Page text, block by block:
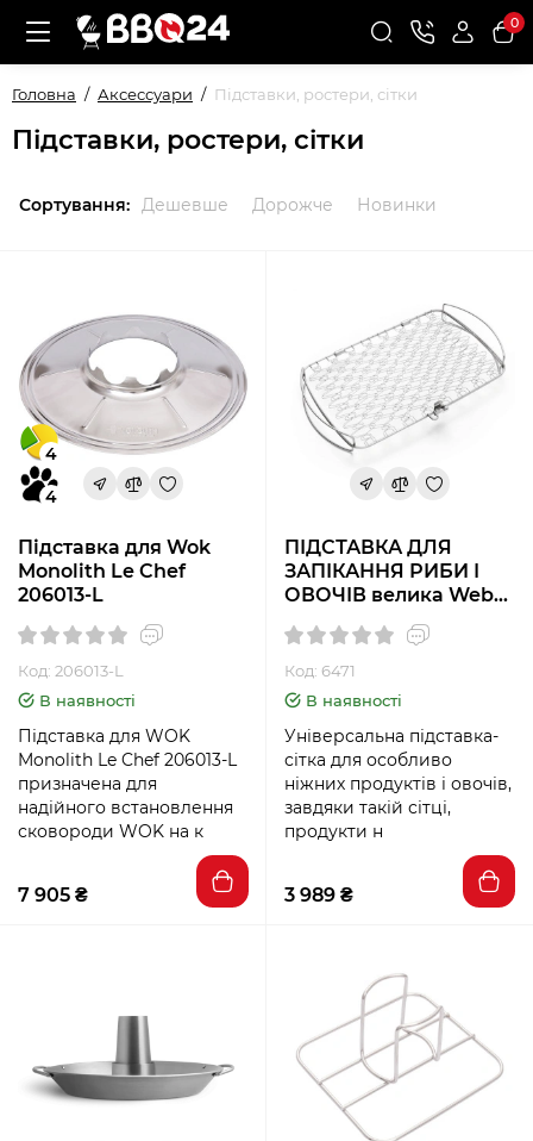
0
Головна Аксессуари Підставки, ростери, сітки
Підставки, ростери, сітки
Сортування: Дешевше Дорожче Новинки
4
4
Підставка для Wok
Monolith Le Chef
206013-L
Код: 206013-L
В наявності
Підставка для WOK
Monolith Le Chef 206013-L
призначена для
надійного встановлення
сковороди WOK на к
7 905 ₴
ПІДСТАВКА ДЛЯ
ЗАПІКАННЯ РИБИ І
ОВОЧІВ велика Weber
Код: 6471
В наявності
Універсальна підставка-
сітка для особливо
ніжних продуктів і овочів,
завдяки такій сітці,
продукти н
3 989 ₴